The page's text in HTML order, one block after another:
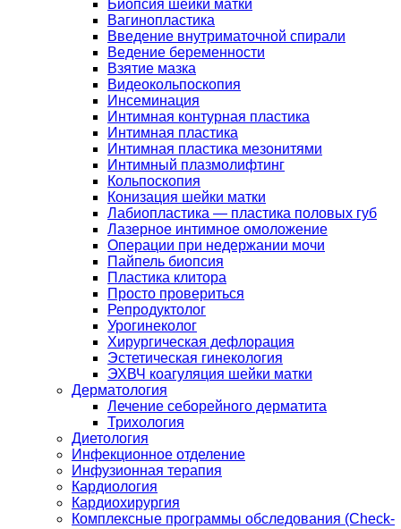
Биопсия шейки матки
Вагинопластика
Введение внутриматочной спирали
Ведение беременности
Взятие мазка
Видеокольпоскопия
Инсеминация
Интимная контурная пластика
Интимная пластика
Интимная пластика мезонитями
Интимный плазмолифтинг
Кольпоскопия
Конизация шейки матки
Лабиопластика — пластика половых губ
Лазерное интимное омоложение
Операции при недержании мочи
Пайпель биопсия
Пластика клитора
Просто провериться
Репродуктолог
Урогинеколог
Хирургическая дефлорация
Эстетическая гинекология
ЭХВЧ коагуляция шейки матки
Дерматология
Лечение себорейного дерматита
Трихология
Диетология
Инфекционное отделение
Инфузионная терапия
Кардиология
Кардиохирургия
Комплексные программы обследования (Check-